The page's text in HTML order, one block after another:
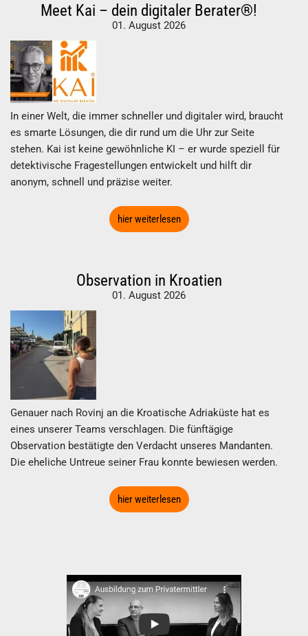
Meet Kai – dein digitaler Berater®!
01. August 2026
In einer Welt, die immer schneller und digitaler wird, braucht
es smarte Lösungen, die dir rund um die Uhr zur Seite
stehen. Kai ist keine gewöhnliche KI – er wurde speziell für
detektivische Fragestellungen entwickelt und hilft dir
anonym, schnell und präzise weiter.
hier weiterlesen
Observation in Kroatien
01. August 2026
Genauer nach Rovinj an die Kroatische Adriaküste hat es
eines unserer Teams verschlagen. Die fünftägige
Observation bestätigte den Verdacht unseres Mandanten.
Die eheliche Untreue seiner Frau konnte bewiesen werden.
hier weiterlesen